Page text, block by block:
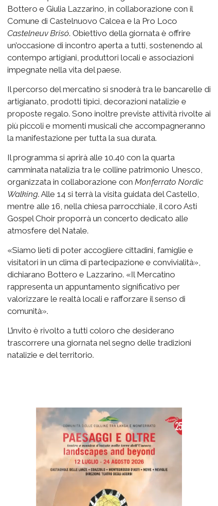
Bottero e Giulia Lazzarino, in collaborazione con il
Comune di Castelnuovo Calcea e la Pro Loco
Castelneuv Brisó. Obiettivo della giornata è offrire
un’occasione di incontro aperta a tutti, sostenendo al
contempo artigiani, produttori locali e associazioni
impegnate nella vita del paese.
Il percorso del mercatino si snoderà tra le bancarelle di
artigianato, prodotti tipici, decorazioni natalizie e
proposte regalo. Sono inoltre previste attività rivolte ai
più piccoli e momenti musicali che accompagneranno
la manifestazione per tutta la sua durata.
Il programma si aprirà alle 10.40 con la quarta
camminata natalizia tra le colline patrimonio Unesco,
organizzata in collaborazione con Monferrato Nordic
Walking. Alle 14 si terrà la visita guidata del Castello,
mentre alle 16, nella chiesa parrocchiale, il coro Asti
Gospel Choir proporrà un concerto dedicato alle
atmosfere del Natale.
«Siamo lieti di poter accogliere cittadini, famiglie e
visitatori in un clima di partecipazione e convivialità»,
dichiarano Bottero e Lazzarino. «Il Mercatino
rappresenta un appuntamento significativo per
valorizzare le realtà locali e rafforzare il senso di
comunità».
L’invito è rivolto a tutti coloro che desiderano
trascorrere una giornata nel segno delle tradizioni
natalizie e del territorio.